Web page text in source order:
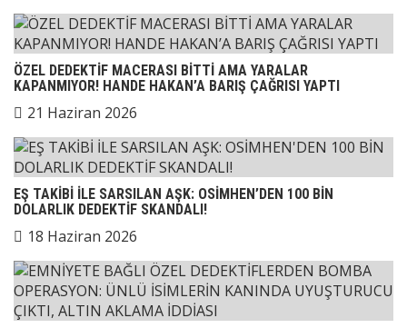
ÖZEL DEDEKTİF MACERASI BİTTİ AMA YARALAR
KAPANMIYOR! HANDE HAKAN’A BARIŞ ÇAĞRISI YAPTI
21 Haziran 2026
EŞ TAKİBİ İLE SARSILAN AŞK: OSİMHEN’DEN 100 BİN
DOLARLIK DEDEKTİF SKANDALI!
18 Haziran 2026